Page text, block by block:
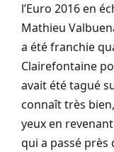
l’Euro 2016 en
Mathieu
a été franchie
Clairefontaine
avait été tagué
connaît très
yeux en
qui a passé près